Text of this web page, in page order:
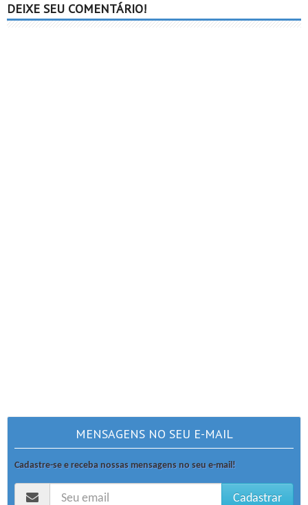
DEIXE SEU COMENTÁRIO!
MENSAGENS NO SEU E-MAIL
Cadastre-se e receba nossas mensagens no seu e-mail!
Cadastrar